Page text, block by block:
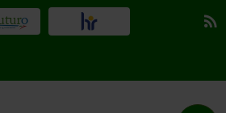
rss_feed